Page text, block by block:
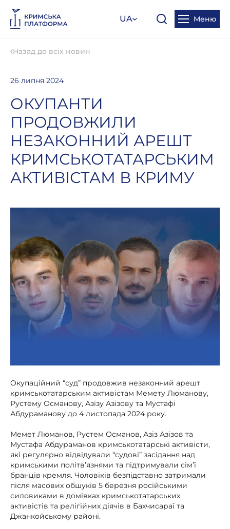
UA Меню
Назад до всіх новин
26 липня 2024
ОКУПАНТИ
ПРОДОВЖИЛИ
НЕЗАКОННИЙ АРЕШТ
КРИМСЬКОТАТАРСЬКИМ
АКТИВІСТАМ В КРИМУ
Окупаційний “суд” продовжив незаконний арешт
кримськотатарським активістам Мемету Люманову,
Рустему Османову, Азізу Азізову та Мустафі
Абдураманову до 4 листопада 2024 року.
Мемет Люманов, Рустем Османов, Азіз Азізов та
Мустафа Абдураманов кримськотатарські активісти,
які регулярно відвідували “судові” засідання над
кримськими політв’язнями та підтримували сім’ї
бранців кремля. Чоловіків безпідставно затримали
після масових обшуків 5 березня російськими
силовиками в домівках кримськотатарських
активістів та релігійних діячів в Бахчисараї та
Джанкойському районі.